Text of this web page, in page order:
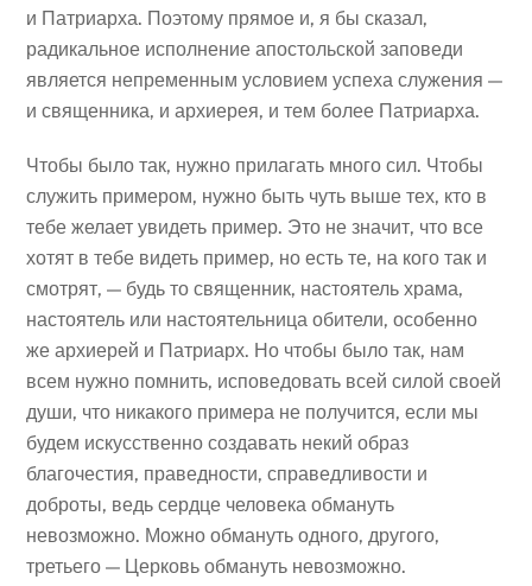
и Патриарха. Поэтому прямое и, я бы сказал,
радикальное исполнение апостольской заповеди
является непременным условием успеха служения —
и священника, и архиерея, и тем более Патриарха.
Чтобы было так, нужно прилагать много сил. Чтобы
служить примером, нужно быть чуть выше тех, кто в
тебе желает увидеть пример. Это не значит, что все
хотят в тебе видеть пример, но есть те, на кого так и
смотрят, — будь то священник, настоятель храма,
настоятель или настоятельница обители, особенно
же архиерей и Патриарх. Но чтобы было так, нам
всем нужно помнить, исповедовать всей силой своей
души, что никакого примера не получится, если мы
будем искусственно создавать некий образ
благочестия, праведности, справедливости и
доброты, ведь сердце человека обмануть
невозможно. Можно обмануть одного, другого,
третьего — Церковь обмануть невозможно.